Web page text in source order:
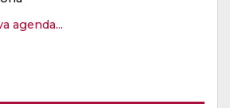
agenda...